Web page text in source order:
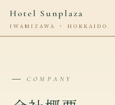
Hotel Sunplaza
IWAMIZAWA ・ HOKKAIDO
COMPANY